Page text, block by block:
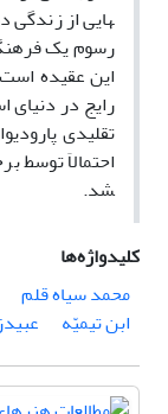
هایی از زندگی
رسوم یک فرهنگِ
این عقیده
تقلیدی
شد.
کلیدواژه‌ها
محمد سیاه قلم
ابن تیمیّه